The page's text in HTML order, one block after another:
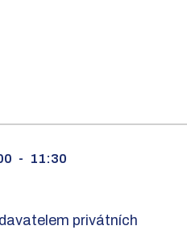
- 11:30
privátních